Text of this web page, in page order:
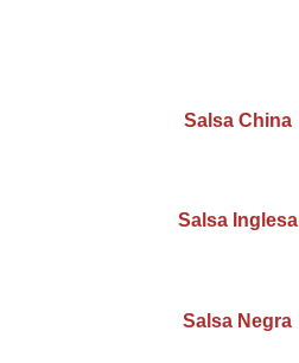
Salsa China
Salsa Inglesa
Salsa Negra